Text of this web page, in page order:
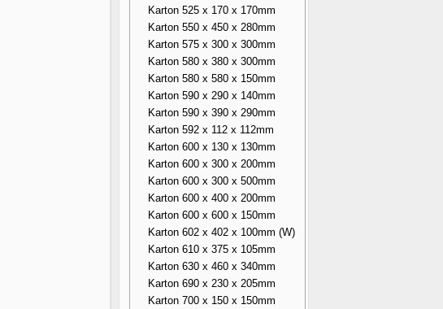
Karton 525 x 170 x 170mm
Karton 550 x 450 x 280mm
Karton 575 x 300 x 300mm
Karton 580 x 380 x 300mm
Karton 580 x 580 x 150mm
Karton 590 x 290 x 140mm
Karton 590 x 390 x 290mm
Karton 592 x 112 x 112mm
Karton 600 x 130 x 130mm
Karton 600 x 300 x 200mm
Karton 600 x 300 x 500mm
Karton 600 x 400 x 200mm
Karton 600 x 600 x 150mm
Karton 602 x 402 x 100mm (W)
Karton 610 x 375 x 105mm
Karton 630 x 460 x 340mm
Karton 690 x 230 x 205mm
Karton 700 x 150 x 150mm